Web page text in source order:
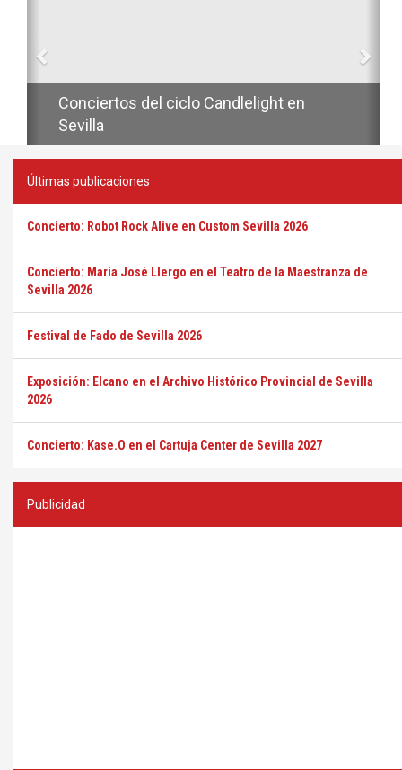
Conciertos del ciclo Candlelight en
Sevilla
Últimas publicaciones
Concierto: Robot Rock Alive en Custom Sevilla 2026
Concierto: María José Llergo en el Teatro de la Maestranza de
Sevilla 2026
Festival de Fado de Sevilla 2026
Exposición: Elcano en el Archivo Histórico Provincial de Sevilla
2026
Concierto: Kase.O en el Cartuja Center de Sevilla 2027
Publicidad